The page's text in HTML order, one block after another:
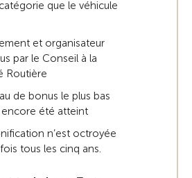
que le véhicule
et organisateur
par le Conseil à la
Routière
de bonus le plus bas
encore été atteint
n’est octroyée
fois tous les cinq ans.